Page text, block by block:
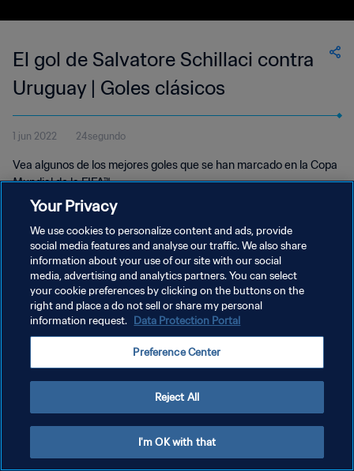
El gol de Salvatore Schillaci contra
Uruguay | Goles clásicos
1 jun 2022 24segundo
Vea algunos de los mejores goles que se han marcado en la Copa
Mundial de la FIFA™.
POLÍTICA DE PRIVACIDAD
TÉRMINOS DE SERVICIO
AJUSTAR LA CONFIGURACIÓN DE LAS COOKIES
Your Privacy
We use cookies to personalize content and ads, provide
social media features and analyse our traffic. We also share
information about your use of our site with our social
media, advertising and analytics partners. You can select
your cookie preferences by clicking on the buttons on the
right and place a do not sell or share my personal
information request. Data Protection Portal
Preference Center
Reject All
I'm OK with that